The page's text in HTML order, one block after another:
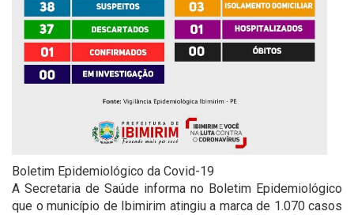
Boletim Epidemiológico da Covid-19
A Secretaria de Saúde informa no Boletim Epidemiológico
que o município de Ibimirim atingiu a marca de 1.070 casos